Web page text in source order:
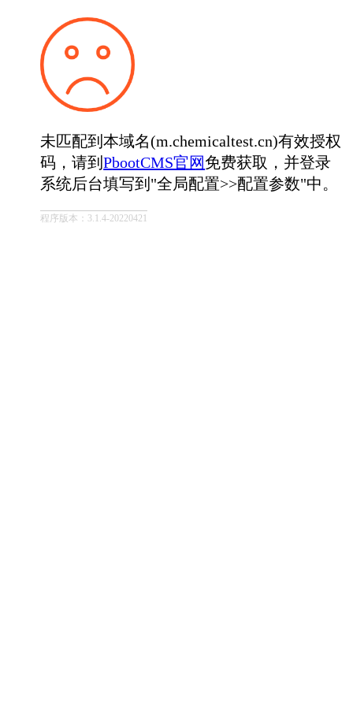
未匹配到本域名(m.chemicaltest.cn)有效授权
码，请到PbootCMS官网免费获取，并登录
系统后台填写到"全局配置>>配置参数"中。
程序版本：3.1.4-20220421